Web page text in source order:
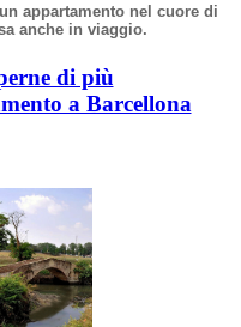
appartamento nel cuore di
anche in viaggio.
di più
a Barcellona